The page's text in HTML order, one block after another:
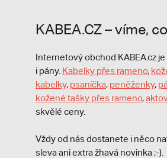
KABEA.CZ – víme,
Internetový obchod KABEA.cz
i pány. Kabelky přes rameno,
kabelky, psaníčka, peněženky,
kožené tašky přes rameno,
skvělé ceny.
Vždy od nás dostanete i něco
sleva ani extra žhavá novinka ;-).